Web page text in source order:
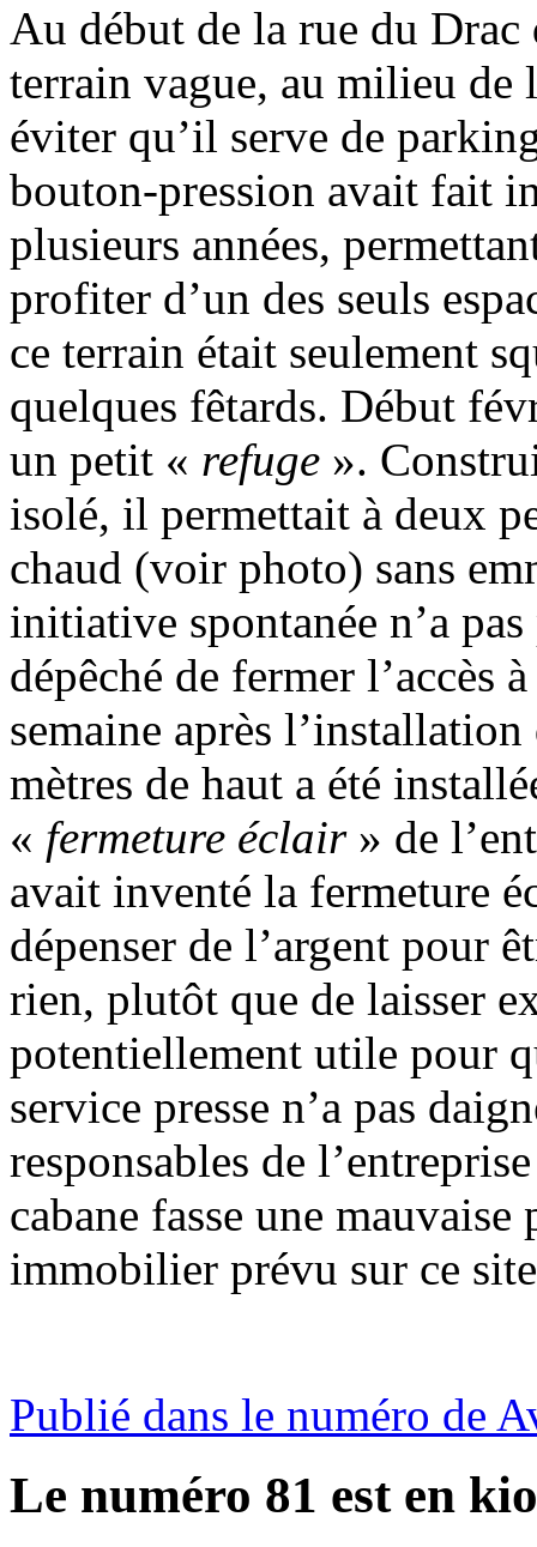
Au début de la rue du
terrain vague, au milieu de
éviter qu’il serve de
bouton-pression avait fait
plusieurs années,
profiter d’un des seuls
ce terrain était seulement
quelques fêtards. Début
un petit « refuge ».
isolé, il permettait à deux
chaud (voir photo) sans
initiative spontanée n’a
dépêché de fermer l’accès
semaine après
mètres de haut a été
« fermeture éclair» de
avait inventé la fermeture
dépenser de l’argent pour
rien, plutôt que de laisser
potentiellement utile pour
service presse n’a pas
responsables de
cabane fasse une
immobilier prévu sur ce
Publié dans le numéro de
Le numéro 81 est en